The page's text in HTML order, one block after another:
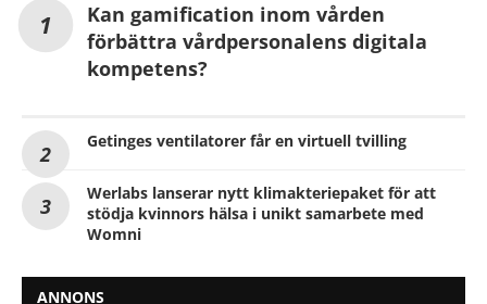
Kan gamification inom vården
förbättra vårdpersonalens digitala
kompetens?
Getinges ventilatorer får en virtuell tvilling
Werlabs lanserar nytt klimakteriepaket för att
stödja kvinnors hälsa i unikt samarbete med
Womni
ANNONS